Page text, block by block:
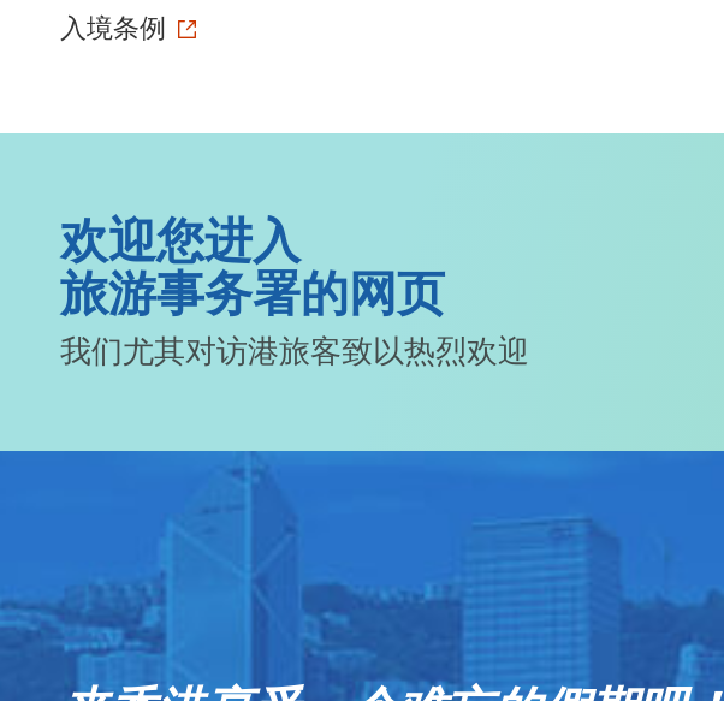
入境条例
欢迎您进入
旅游事务署的网页
我们尤其对访港旅客致以热烈欢迎